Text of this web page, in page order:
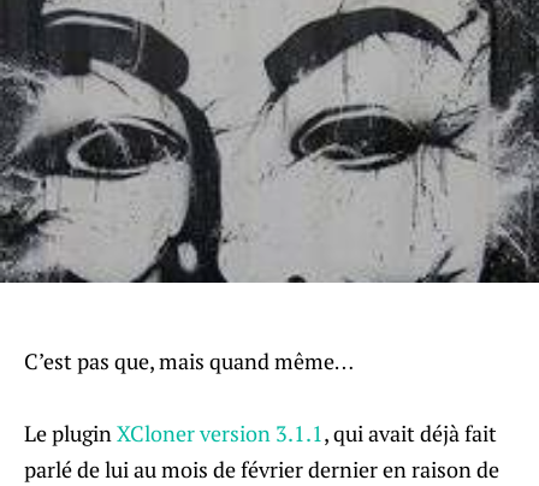
C’est pas que, mais quand même…
Le pluginXCloner version 3.1.1, qui avait déjà fait
parlé de lui au mois de février dernier en raison de